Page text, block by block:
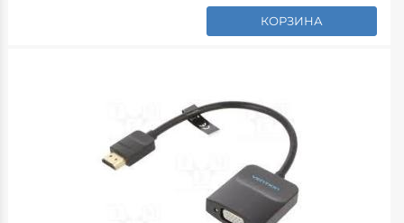
КОРЗИНА